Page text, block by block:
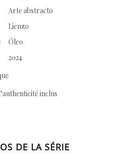
Arte abstracto
Lienzo
Óleo
2024
inclus
DE LA SÉRIE